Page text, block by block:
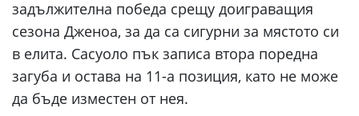
задължителна победа срещу доиграващия
сезона Дженоа, за да са сигурни за мястото си
в елита. Сасуоло пък записа втора поредна
загуба и остава на 11-а позиция, като не може
да бъде изместен от нея.